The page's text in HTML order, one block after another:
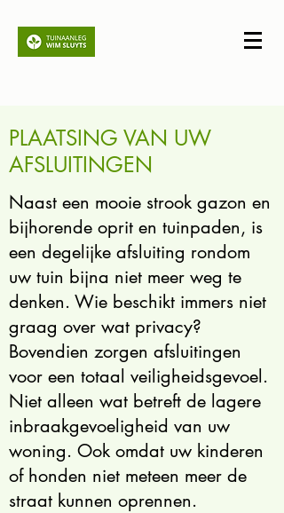
PLAATSING VAN UW
AFSLUITINGEN
Naast een mooie strook gazon en
bijhorende oprit en tuinpaden, is
een degelijke afsluiting rondom
uw tuin bijna niet meer weg te
denken. Wie beschikt immers niet
graag over wat privacy?
Bovendien zorgen afsluitingen
voor een totaal veiligheidsgevoel.
Niet alleen wat betreft de lagere
inbraakgevoeligheid van uw
woning. Ook omdat uw kinderen
of honden niet meteen meer de
straat kunnen oprennen.